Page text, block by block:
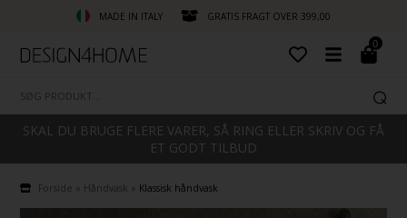
MADE IN ITALY GRATIS FRAGT OVER 399,00
0
SKAL DU BRUGE FLERE VARER, SÅ RING ELLER SKRIV OG FÅ
ET GODT TILBUD
Forside Håndvask Klassisk håndvask